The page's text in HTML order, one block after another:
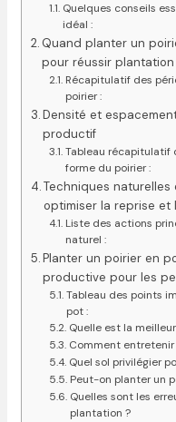
Quelques conseils
idéal :
Quand planter un
pour réussir plantation
Récapitulatif des
poirier :
Densité et
productif
Tableau récapitulatif
forme du poirier :
Techniques
optimiser la reprise et
Liste des actions
naturel :
Planter un poirier en
productive pour les
Tableau des points
pot :
Quelle est la
Comment
Quel sol privilégier
Peut-on planter un
Quelles sont les
plantation ?